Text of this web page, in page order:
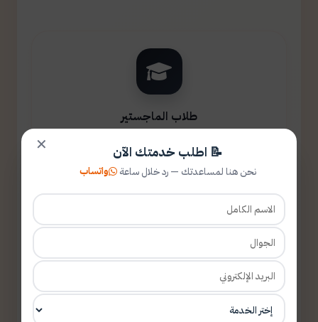
طلاب الماجستير
✕ 📝 اطلب خدمتك الآن
نحن هنا لمساعدتك — رد خلال ساعة واتساب